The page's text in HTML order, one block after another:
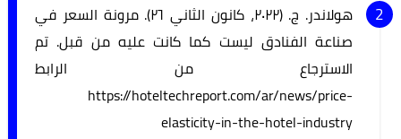
هولاندر. ج. (٢٠٢٢، كانون الثاني ٢٦). مرونة السعر في
صناعة الفنادق ليست كما كانت عليه من قبل. تم
الاسترجاع من الرابط
https://hoteltechreport.com/ar/news/price-
elasticity-in-the-hotel-industry